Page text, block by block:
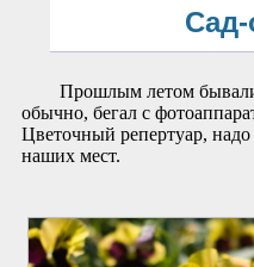
Прошлым летом
обычно, бегал с
Цветочный репертуар, надо
наших мест.